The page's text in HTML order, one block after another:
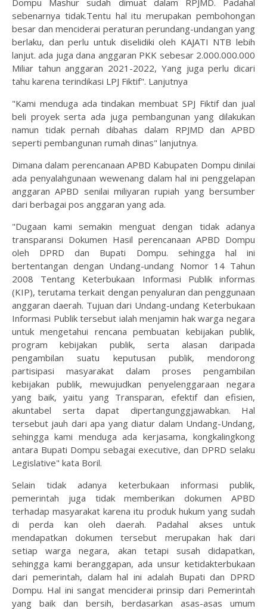
Dompu Mashur sudah dimuat dalam RPJMD. Padahal
sebenarnya tidak.Tentu hal itu merupakan pembohongan
besar dan menciderai peraturan perundang-undangan yang
berlaku, dan perlu untuk diselidiki oleh KAJATI NTB lebih
lanjut. ada juga dana anggaran PKK sebesar 2.000.000.000
Miliar tahun anggaran 2021-2022, Yang juga perlu dicari
tahu karena terindikasi LPJ Fiktif". Lanjutnya
"Kami menduga ada tindakan membuat SPJ Fiktif dan jual
beli proyek serta ada juga pembangunan yang dilakukan
namun tidak pernah dibahas dalam RPJMD dan APBD
seperti pembangunan rumah dinas" lanjutnya.
Dimana dalam perencanaan APBD Kabupaten Dompu dinilai
ada penyalahgunaan wewenang dalam hal ini penggelapan
anggaran APBD senilai miliyaran rupiah yang bersumber
dari berbagai pos anggaran yang ada.
"Dugaan kami semakin menguat dengan tidak adanya
transparansi Dokumen Hasil perencanaan APBD Dompu
oleh DPRD dan Bupati Dompu. sehingga hal ini
bertentangan dengan Undang-undang Nomor 14 Tahun
2008 Tentang Keterbukaan Informasi Publik informas
(KIP), terutama terkait dengan penyaluran dan penggunaan
anggaran daerah. Tujuan dari Undang-undang Keterbukaan
Informasi Publik tersebut ialah menjamin hak warga negara
untuk mengetahui rencana pembuatan kebijakan publik,
program kebijakan publik, serta alasan daripada
pengambilan suatu keputusan publik, mendorong
partisipasi masyarakat dalam proses pengambilan
kebijakan publik, mewujudkan penyelenggaraan negara
yang baik, yaitu yang Transparan, efektif dan efisien,
akuntabel serta dapat dipertangunggjawabkan. Hal
tersebut jauh dari apa yang diatur dalam Undang-Undang,
sehingga kami menduga ada kerjasama, kongkalingkong
antara Bupati Dompu sebagai executive, dan DPRD selaku
Legislative" kata Boril.
Selain tidak adanya keterbukaan informasi publik,
pemerintah juga tidak memberikan dokumen APBD
terhadap masyarakat karena itu produk hukum yang sudah
di perda kan oleh daerah. Padahal akses untuk
mendapatkan dokumen tersebut merupakan hak dari
setiap warga negara, akan tetapi susah didapatkan,
sehingga kami beranggapan, ada unsur ketidakterbukaan
dari pemerintah, dalam hal ini adalah Bupati dan DPRD
Dompu. Hal ini sangat menciderai prinsip dari Pemerintah
yang baik dan bersih, berdasarkan asas-asas umum